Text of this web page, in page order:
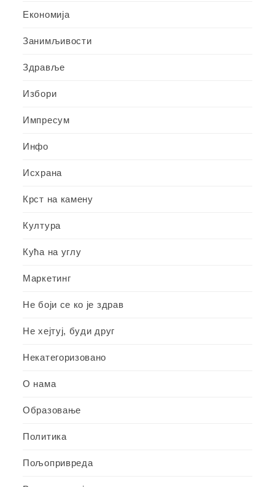
Економија
Занимљивости
Здравље
Избори
Импресум
Инфо
Исхрана
Крст на камену
Култура
Кућа на углу
Маркетинг
Не боји се ко је здрав
Не хејтуј, буди друг
Некатегоризовано
О нама
Образовање
Политика
Пољопривреда